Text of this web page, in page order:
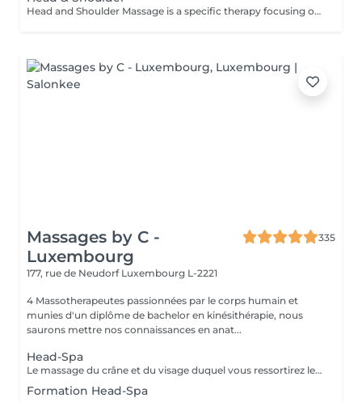
Head and Shoulder Massage is a specific therapy focusing on the specific areas rather than the entire body. The massage helps to relieve tension in your muscles, improve circulation and reduce stress. This therapy is especially recommended for you if you work sitting down or at a desk all day. The focus on your back, head and shoulders helps you to relax and assists in the reduction of stress hormones in the muscles which can reduce the occurrence of tension related headaches. Other benefits that can be received from this therapy include: Improved sleep Reduction of neck-stiffness A general feeling of relaxation Improved circulation in your head
Massages by C -
Luxembourg
335
177, rue de Neudorf Luxembourg L-2221
4 Massotherapeutes passionnées par le corps humain et
munies d'un diplôme de bachelor en kinésithérapie, nous
saurons mettre nos connaissances en anat...
Head-Spa
Le massage du crâne et du visage duquel vous ressortirez les cheveux propres. Association de l'utilisation du massage, de l'eau et de la vapeur afin de vous garantir une séance vraiment relaxante. Utilisation de l'huile essentielle adaptée à votre cuir chevelu après analyse. Contre-indications : Extentions, tissages et tresses plaquées. Attendre 72h après une coloration. Accord médical nécéssaire en cas de chimiothérapie/rémission. Merci de nous informer en cas de grossesse ou allaitement afin d'adapter les produits utilisés.
Formation Head-Spa